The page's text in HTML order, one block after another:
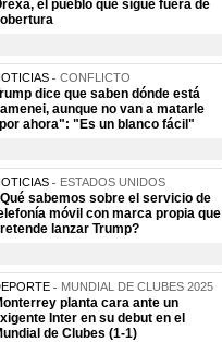
el pueblo que sigue fuera de
CONFLICTO
dice que saben dónde está
aunque no van a matarle
ahora": "Es un blanco fácil"
ESTADOS UNIDOS
sabemos sobre el servicio de
móvil con marca propia que
lanzar Trump?
MUNDIAL DE CLUBES 2025
planta cara ante un
Inter en su debut en el
de Clubes (1-1)